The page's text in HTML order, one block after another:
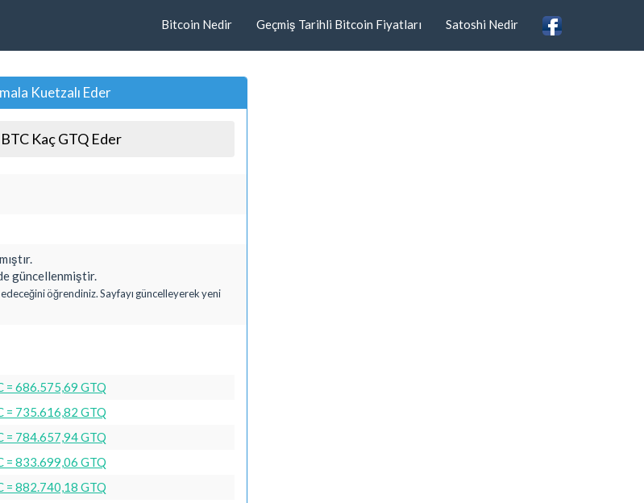
Bitcoin Nedir Geçmiş Tarihli Bitcoin Fiyatları Satoshi Nedir
Kuetzalı Eder
Kaç GTQ Eder
güncellenmiştir.
öğrendiniz. Sayfayı güncelleyerek yeni
= 686.575,69 GTQ
= 735.616,82 GTQ
= 784.657,94 GTQ
= 833.699,06 GTQ
= 882.740,18 GTQ